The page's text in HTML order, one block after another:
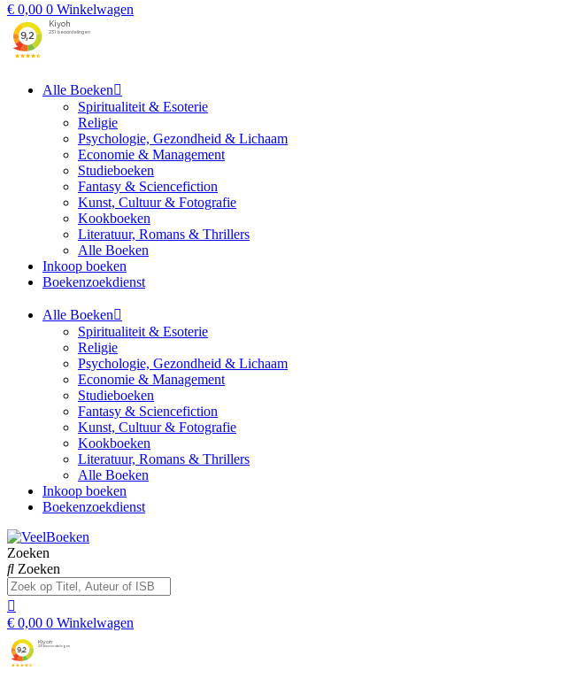
€ 0,00 0 Winkelwagen
Alle Boeken
Spiritualiteit & Esoterie
Religie
Psychologie, Gezondheid & Lichaam
Economie & Management
Studieboeken
Fantasy & Sciencefiction
Kunst, Cultuur & Fotografie
Kookboeken
Literatuur, Romans & Thrillers
Alle Boeken
Inkoop boeken
Boekenzoekdienst
Alle Boeken
Spiritualiteit & Esoterie
Religie
Psychologie, Gezondheid & Lichaam
Economie & Management
Studieboeken
Fantasy & Sciencefiction
Kunst, Cultuur & Fotografie
Kookboeken
Literatuur, Romans & Thrillers
Alle Boeken
Inkoop boeken
Boekenzoekdienst
Zoeken
Zoeken
€ 0,00 0 Winkelwagen